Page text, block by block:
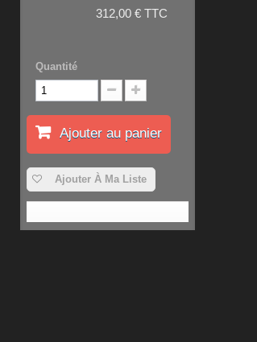
312,00 € TTC
Quantité
Ajouter au panier
Ajouter À Ma Liste